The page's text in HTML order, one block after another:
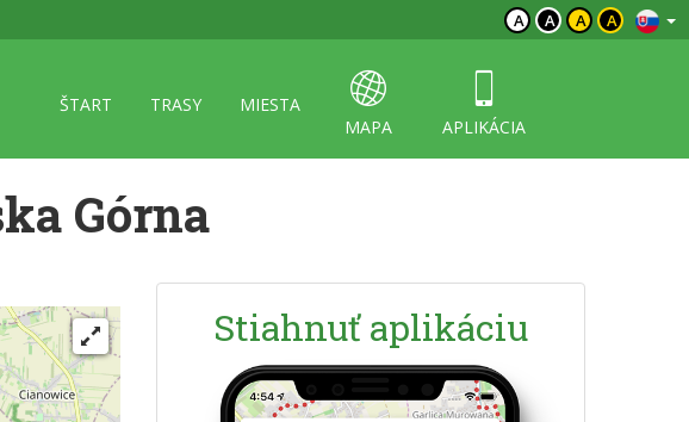
A A A A
ŠTART TRASY
MIESTA
MAPA
APLIKÁCIA
Górna
Stiahnuť aplikáciu